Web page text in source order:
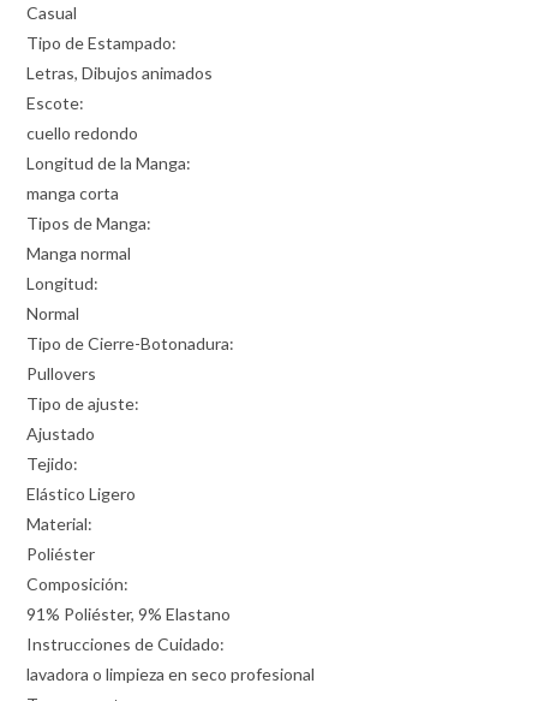
Casual
Tipo de Estampado:
Letras, Dibujos animados
Escote:
cuello redondo
Longitud de la Manga:
manga corta
Tipos de Manga:
Manga normal
Longitud:
Normal
Tipo de Cierre-Botonadura:
Pullovers
Tipo de ajuste:
Ajustado
Tejido:
Elástico Ligero
Material:
Poliéster
Composición:
91% Poliéster, 9% Elastano
Instrucciones de Cuidado:
lavadora o limpieza en seco profesional